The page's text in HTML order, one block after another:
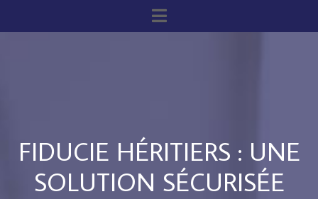
FIDUCIE HÉRITIERS : UNE
SOLUTION SÉCURISÉE